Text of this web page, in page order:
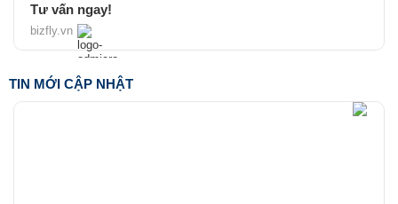
Tư vấn ngay!
bizfly.vn
TIN MỚI CẬP NHẬT